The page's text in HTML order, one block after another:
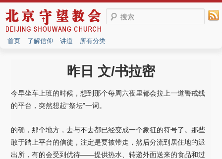
搜索
首页 了解信仰 讲道 所有分类
昨日 文/书拉密
今早坐车上班的时候，想到那个每周六夜里都会拉上一道警戒线
的平台，突然想起“祭坛”一词。
的确，那个地方，去与不去都已经变成一个象征的符号了。那些
敢于踏上平台的信徒，注定是要被带走，然后分流到居住地的派
出所，有的会受到优待——提供热水、转递外面送来的食品和过